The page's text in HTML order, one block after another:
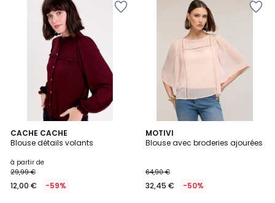
CACHE CACHE
Blouse détails volants
à partir de
29,99 €
12,00 € -59%
2
Couleurs
MOTIVI
Blouse avec broderies ajourées
64,90 €
32,45 € -50%